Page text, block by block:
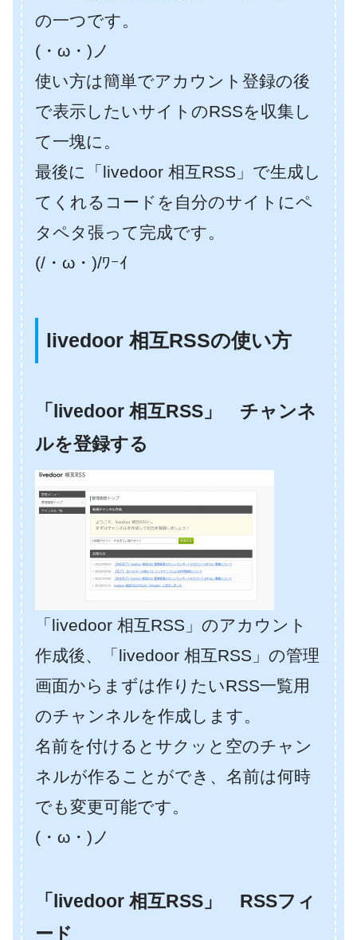
の一つです。
(・ω・)ノ
使い方は簡単でアカウント登録の後
で表示したいサイトのRSSを収集し
て一塊に。
最後に「livedoor 相互RSS」で生成し
てくれるコードを自分のサイトにペ
タペタ張って完成です。
(/・ω・)/ﾜｰｲ
livedoor 相互RSSの使い方
「livedoor 相互RSS」 チャンネ
ルを登録する
「livedoor 相互RSS」のアカウント
作成後、「livedoor 相互RSS」の管理
画面からまずは作りたいRSS一覧用
のチャンネルを作成します。
名前を付けるとサクッと空のチャン
ネルが作ることができ、名前は何時
でも変更可能です。
(・ω・)ノ
「livedoor 相互RSS」 RSSフィ
ード